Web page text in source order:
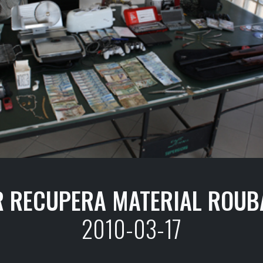
RECUPERA MATERIAL
2010-03-17